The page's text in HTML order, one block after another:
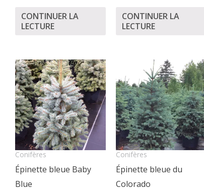
CONTINUER LA
LECTURE
CONTINUER LA
LECTURE
Conifères
Épinette bleue Baby
Blue
Price
range:
$84.10
through
$134.15
Conifères
Épinette bleue du
Colorado